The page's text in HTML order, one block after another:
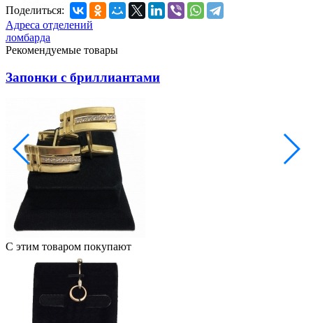
Поделиться:
Адреса отделений
ломбарда
Рекомендуемые товары
Запонки с бриллиантами
С этим товаром покупают